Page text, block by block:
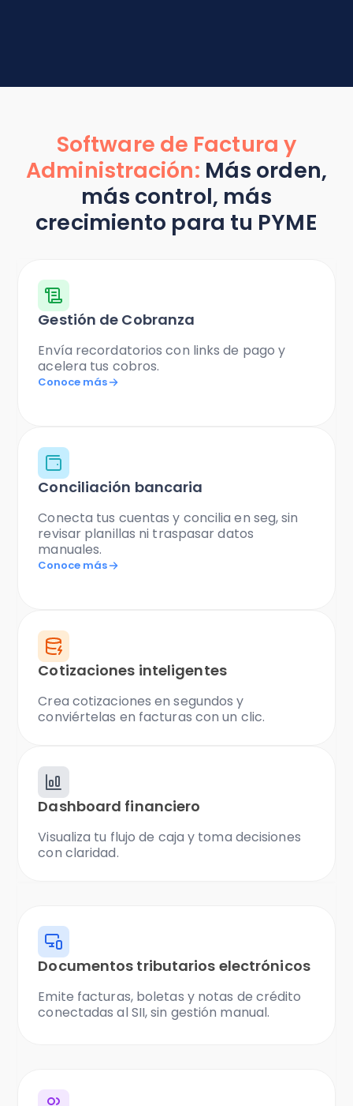
Software de Factura y
Administración: Más orden,
más control, más
crecimiento para tu PYME
Gestión de Cobranza
Envía recordatorios con links de pago y
acelera tus cobros.
Conoce más
Conciliación bancaria
Conecta tus cuentas y concilia en seg, sin
revisar planillas ni traspasar datos
manuales.
Conoce más
Cotizaciones inteligentes
Crea cotizaciones en segundos y
conviértelas en facturas con un clic.
Dashboard financiero
Visualiza tu flujo de caja y toma decisiones
con claridad.
Documentos tributarios electrónicos
Emite facturas, boletas y notas de crédito
conectadas al SII, sin gestión manual.